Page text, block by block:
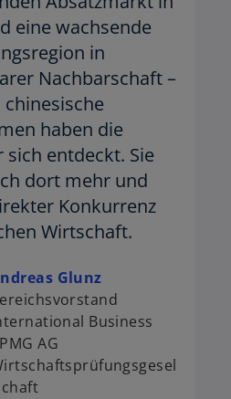
eine wachsende
in
Nachbarschaft –
haben die
sich entdeckt. Sie
dort mehr und
Konkurrenz
Wirtschaft.
Glunz
Business
AG